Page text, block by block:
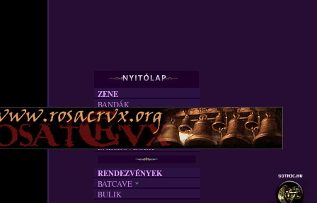
ZENE
BANDÁK
DVD
INTERJÚK
FORDÍTÁSOK
DALSZÖVEGEK
RENDEZVÉNYEK
BATCAVE
AKTUÁLIS
BULIK